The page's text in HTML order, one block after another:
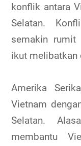
konflik antara
Selatan.
semakin rumit
ikut melibatkan
Amerika
Vietnam
Selatan.
membantu